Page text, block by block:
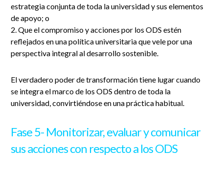
estrategia conjunta de toda la universidad y sus elementos
de apoyo; o
Que el compromiso y acciones por los ODS estén
reflejados en una política universitaria que vele por una
perspectiva integral al desarrollo sostenible.
El verdadero poder de transformación tiene lugar cuando
se integra el marco de los ODS dentro de toda la
universidad, convirtiéndose en una práctica habitual.
Fase 5- Monitorizar, evaluar y comunicar
sus acciones con respecto a los ODS